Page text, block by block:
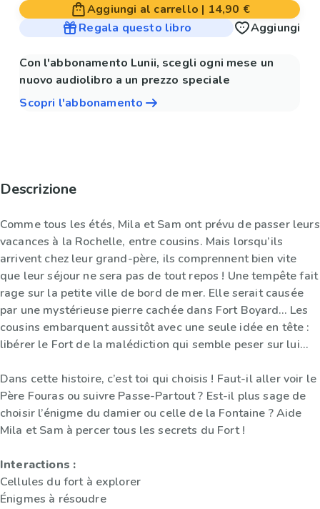
Aggiungi al carrello | 14,90 €
Regala questo libro
Aggiungi
Con l'abbonamento Lunii, scegli ogni mese un
nuovo audiolibro a un prezzo speciale
Scopri l'abbonamento
Descrizione
Comme tous les étés, Mila et Sam ont prévu de passer leurs
vacances à la Rochelle, entre cousins. Mais lorsqu’ils
arrivent chez leur grand-père, ils comprennent bien vite
que leur séjour ne sera pas de tout repos ! Une tempête fait
rage sur la petite ville de bord de mer. Elle serait causée
par une mystérieuse pierre cachée dans Fort Boyard… Les
cousins embarquent aussitôt avec une seule idée en tête :
libérer le Fort de la malédiction qui semble peser sur lui…
Dans cette histoire, c’est toi qui choisis ! Faut-il aller voir le
Père Fouras ou suivre Passe-Partout ? Est-il plus sage de
choisir l’énigme du damier ou celle de la Fontaine ? Aide
Mila et Sam à percer tous les secrets du Fort !
Interactions :
Cellules du fort à explorer
Énigmes à résoudre